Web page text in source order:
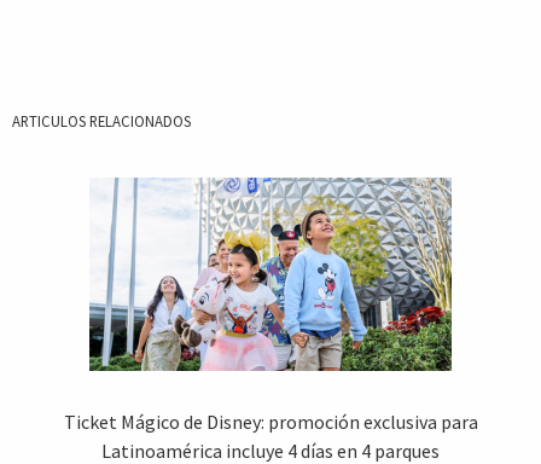
ARTICULOS RELACIONADOS
Ticket Mágico de Disney: promoción exclusiva para
Latinoamérica incluye 4 días en 4 parques